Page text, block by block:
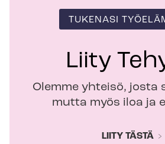
TUKENASI
Liity
Olemme yhteisö, josta
mutta myös iloa ja
LIITY TÄSTÄ